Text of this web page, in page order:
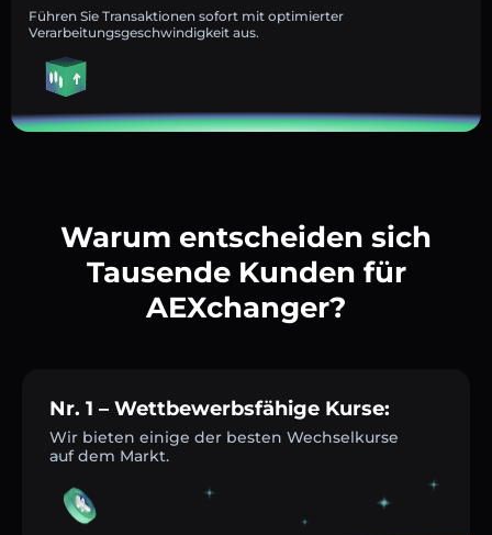
Führen Sie Transaktionen sofort mit optimierter
Verarbeitungsgeschwindigkeit aus.
Warum entscheiden sich
Tausende Kunden für
AEXchanger?
Nr. 1 – Wettbewerbsfähige Kurse:
Wir bieten einige der besten Wechselkurse
auf dem Markt.